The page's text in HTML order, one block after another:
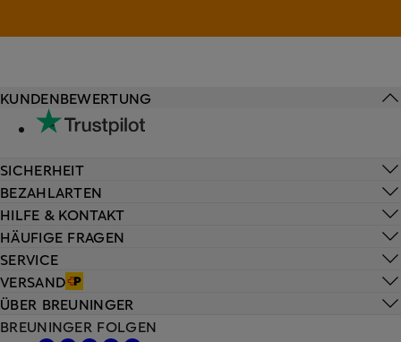
HILFE & KONTAKT
HÄUFIGE FRAGEN
SERVICE
VERSAND
KUNDENBEWERTUNG
SICHERHEIT
BEZAHLARTEN
ÜBER BREUNINGER
BREUNINGER FOLGEN